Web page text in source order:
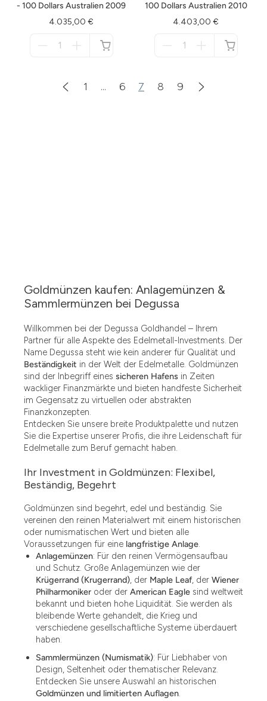
- 100 Dollars Australien 2009
4.035,00 €
100 Dollars Australien 2010
4.403,00 €
1 ... 6 7 8 9
Goldmünzen kaufen: Anlagemünzen &
Sammlermünzen bei Degussa
Willkommen bei der Degussa Goldhandel – Ihrem
Partner für alle Aspekte des Edelmetall-Investments. Der
Name Degussa steht wie kein anderer für Qualität und
Beständigkeit in der Welt der Edelmetalle. Goldmünzen
sind der Inbegriff eines sicheren Hafens in Zeiten
wackliger Finanzmärkte und bieten handfeste Sicherheit
im Gegensatz zu virtuellen oder abstrakten
Finanzkonzepten.
Entdecken Sie unsere breite Produktpalette und nutzen
Sie die Expertise unserer Profis, die ihre Leidenschaft für
Edelmetalle zum Beruf gemacht haben.
Ihr Investment in Goldmünzen: Flexibel,
Beständig, Begehrt
Goldmünzen sind begehrt, edel und beständig. Sie
vereinen den reinen Materialwert mit einem historischen
oder numismatischen Wert und bieten alle
Voraussetzungen für eine langfristige Anlage.
Anlagemünzen: Für den reinen Vermögensaufbau
und Schutz. Große Anlagemünzen wie der
Krügerrand (Krugerrand), der Maple Leaf, der Wiener
Philharmoniker oder der American Eagle sind weltweit
bekannt und bieten hohe Liquidität. Sie werden als
bleibende Werte gehandelt, die Krieg und
verschiedene gesellschaftliche Systeme überdauert
haben.
Sammlermünzen (Numismatik): Für Liebhaber von
Design, Seltenheit oder thematischer Relevanz.
Entdecken Sie unsere Auswahl an historischen
Goldmünzen und limitierten Auflagen.